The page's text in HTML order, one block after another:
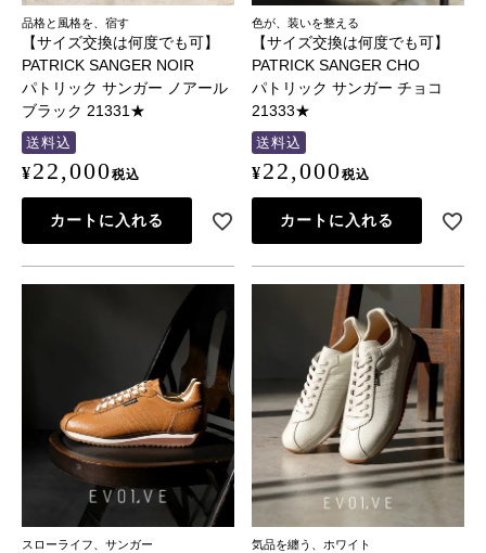
品格と風格を、宿す
【サイズ交換は何度でも可】
PATRICK SANGER NOIR
パトリック サンガー ノアール
ブラック 21331★
送料込
¥22,000税込
カートに入れる
色が、装いを整える
【サイズ交換は何度でも可】
PATRICK SANGER CHO
パトリック サンガー チョコ
21333★
送料込
¥22,000税込
カートに入れる
スローライフ、サンガー 気品を纏う、ホワイト